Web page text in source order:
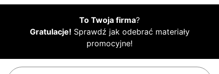
To Twoja firma?
Gratulacje! Sprawdź jak odebrać materiały
promocyjne!